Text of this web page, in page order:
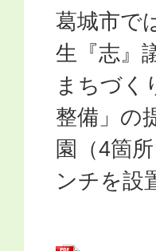
葛城市で
生『志』
まちづく
整備」の
園（4箇
ンチを設